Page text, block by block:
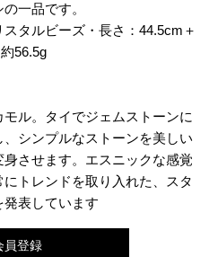
一品です。
タルビーズ・長さ：44.5cm＋
56.5g
ル。タイでジェムストーンに
シンプルなストーンを美しい
させます。エスニックな感覚
トレンドを取り入れた、スタ
表しています
員登録